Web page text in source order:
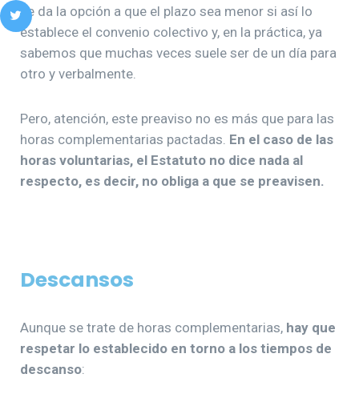
se da la opción a que el plazo sea menor si así lo
establece el convenio colectivo y, en la práctica, ya
sabemos que muchas veces suele ser de un día para
otro y verbalmente.
Pero, atención, este preaviso no es más que para las
horas complementarias pactadas. En el caso de las
horas voluntarias, el Estatuto no dice nada al
respecto, es decir, no obliga a que se preavisen.
Descansos
Aunque se trate de horas complementarias, hay que
respetar lo establecido en torno a los tiempos de
descanso: